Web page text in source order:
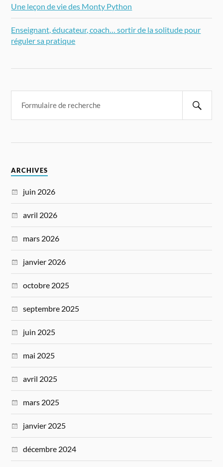
Une leçon de vie des Monty Python
Enseignant, éducateur, coach… sortir de la solitude pour
réguler sa pratique
ARCHIVES
juin 2026
avril 2026
mars 2026
janvier 2026
octobre 2025
septembre 2025
juin 2025
mai 2025
avril 2025
mars 2025
janvier 2025
décembre 2024